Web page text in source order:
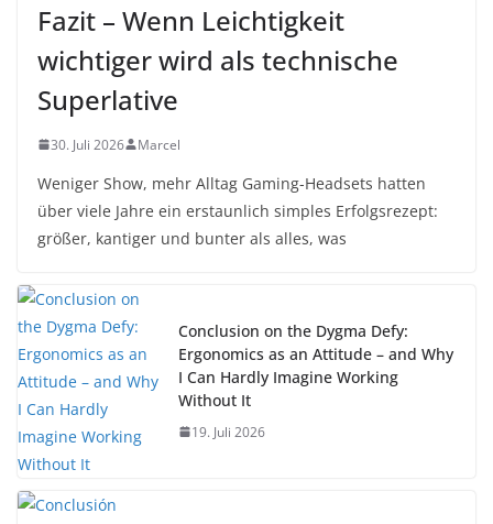
Fazit – Wenn Leichtigkeit
wichtiger wird als technische
Superlative
30. Juli 2026 Marcel
Weniger Show, mehr Alltag Gaming-Headsets hatten
über viele Jahre ein erstaunlich simples Erfolgsrezept:
größer, kantiger und bunter als alles, was
Conclusion on the Dygma Defy:
Ergonomics as an Attitude – and Why
I Can Hardly Imagine Working
Without It
19. Juli 2026